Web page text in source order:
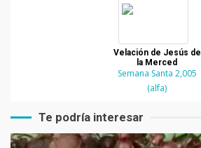
Velación de Jesús de
la Merced
Semana Santa 2,005
(alfa)
Te podría interesar